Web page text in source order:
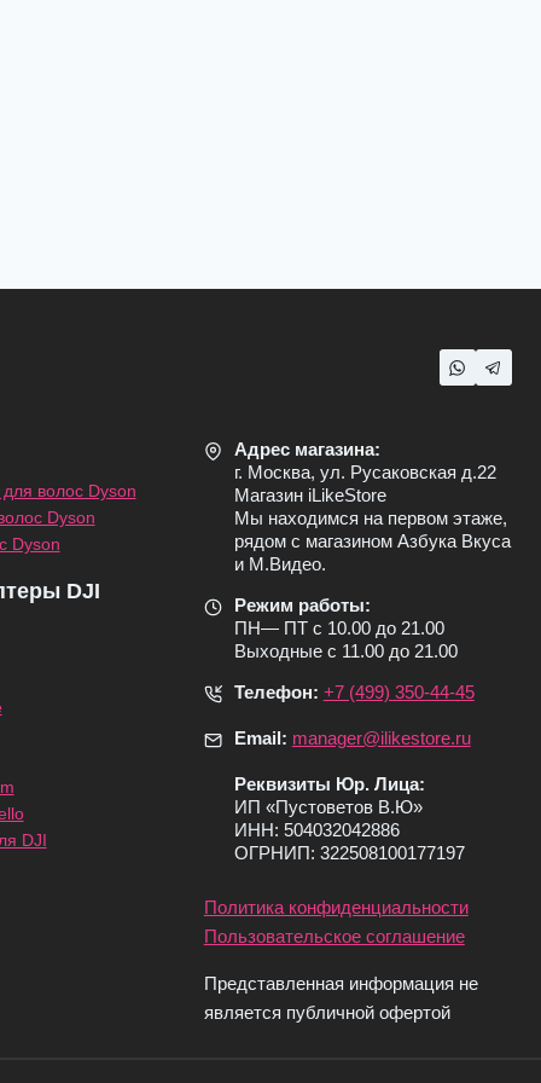
волос Dyson
Dyson
Dyson
DJI
DJI
Адрес магазина:
г. Москва, ул. Русаковская д.22
Магазин iLikeStore
Мы находимся на первом этаже,
рядом с магазином Азбука Вкуса
и М.Видео.
Режим работы:
ПН— ПТ с 10.00 до 21.00
Выходные с 11.00 до 21.00
Телефон: +7 (499) 350-44-45
Email: manager@ilikestore.ru
Реквизиты Юр. Лица:
ИП «Пуcтоветов В.Ю»
ИНН: 504032042886
ОГРНИП: 322508100177197
Политика конфиденциальности
Пользовательское соглашение
Представленная информация не
является публичной офертой